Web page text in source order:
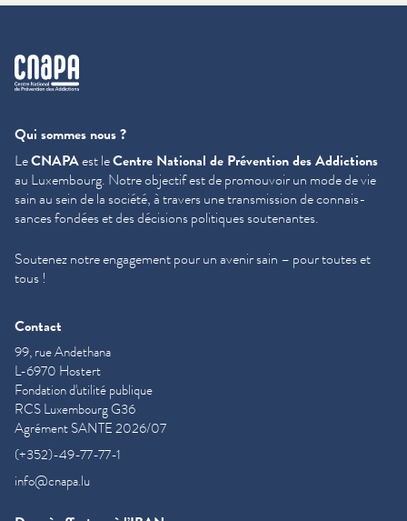
cnapa
Qui sommes nous ?
LeCNAPAest leCentre National de Prévention des Addictions
au Luxembourg. Notre objectif est de promouvoir un mode de vie
sain au sein de la société, à travers une trans­mis­sion de con­nais­
sances fondées et des décisions politiques soutenantes.
Soutenez notre engagement pour un avenir sain – pour toutes et
tous !
Contact
99, rue Andethana
L-6970 Hostert
Fondation d'utilité publique
RCS Luxembourg G36
Agrément SANTE 2026/07
(+352)-49-77-77-1
info@cnapa.lu